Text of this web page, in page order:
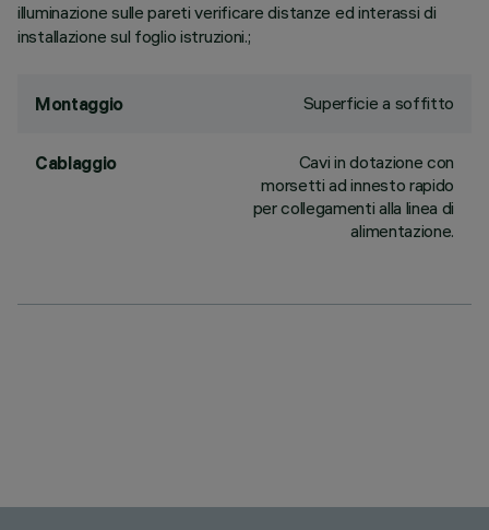
illuminazione sulle pareti verificare distanze ed interassi di
installazione sul foglio istruzioni.;
Montaggio Superficie a soffitto
Cablaggio
Cavi in dotazione con
morsetti ad innesto rapido
per collegamenti alla linea di
alimentazione.